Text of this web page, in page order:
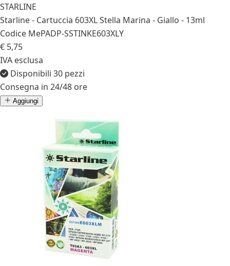
STARLINE
Starline - Cartuccia 603XL Stella Marina - Giallo - 13ml
Codice MePADP-SSTINKE603XLY
€ 5,75
IVA esclusa
Disponibili 30 pezzi
Consegna in 24/48 ore
Aggiungi